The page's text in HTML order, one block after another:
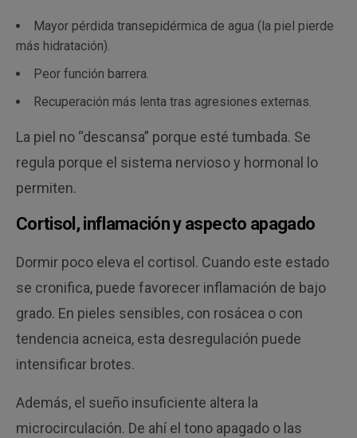
Mayor pérdida transepidérmica de agua (la piel pierde
más hidratación).
Peor función barrera.
Recuperación más lenta tras agresiones externas.
La piel no “descansa” porque esté tumbada. Se
regula porque el sistema nervioso y hormonal lo
permiten.
Cortisol, inflamación y aspecto apagado
Dormir poco eleva el cortisol. Cuando este estado
se cronifica, puede favorecer inflamación de bajo
grado. En pieles sensibles, con rosácea o con
tendencia acneica, esta desregulación puede
intensificar brotes.
Además, el sueño insuficiente altera la
microcirculación. De ahí el tono apagado o las